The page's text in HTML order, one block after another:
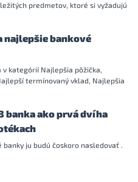
predmetov, ktoré si vyžadujú
najlepšie bankové
v kategórií Najlepšia pôžička,
termínovaný vklad, Najlepšia
banka ako prvá dvíha
banky ju budú čoskoro nasledovať .